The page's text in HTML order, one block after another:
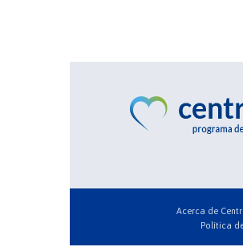
Acerca de
Política